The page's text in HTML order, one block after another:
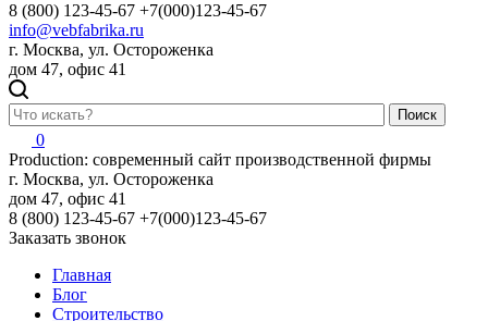
8 (800) 123-45-67 +7(000)123-45-67
info@vebfabrika.ru
г. Москва, ул. Остороженка
дом 47, офис 41
Поиск
0
Production: современный сайт производственной фирмы
г. Москва, ул. Остороженка
дом 47, офис 41
8 (800) 123-45-67 +7(000)123-45-67
Заказать звонок
Главная
Блог
Строительство